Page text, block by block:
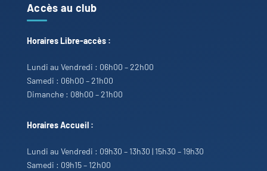
Accès au club
Horaires Libre-accès :
Lundi au Vendredi : 06h00 – 22h00
Samedi : 06h00 – 21h00
Dimanche : 08h00 – 21h00
Horaires Accueil :
Lundi au Vendredi : 09h30 – 13h30 | 15h30 – 19h30
Samedi : 09h15 – 12h00